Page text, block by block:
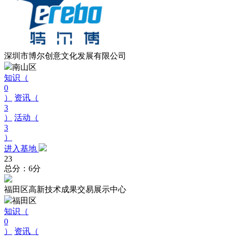
深圳市博尔创意文化发展有限公司
南山区
知识（
0
）
资讯（
3
）
活动（
3
）
进入基地
23
总分：6分
福田区高新技术成果交易展示中心
福田区
知识（
0
）
资讯（